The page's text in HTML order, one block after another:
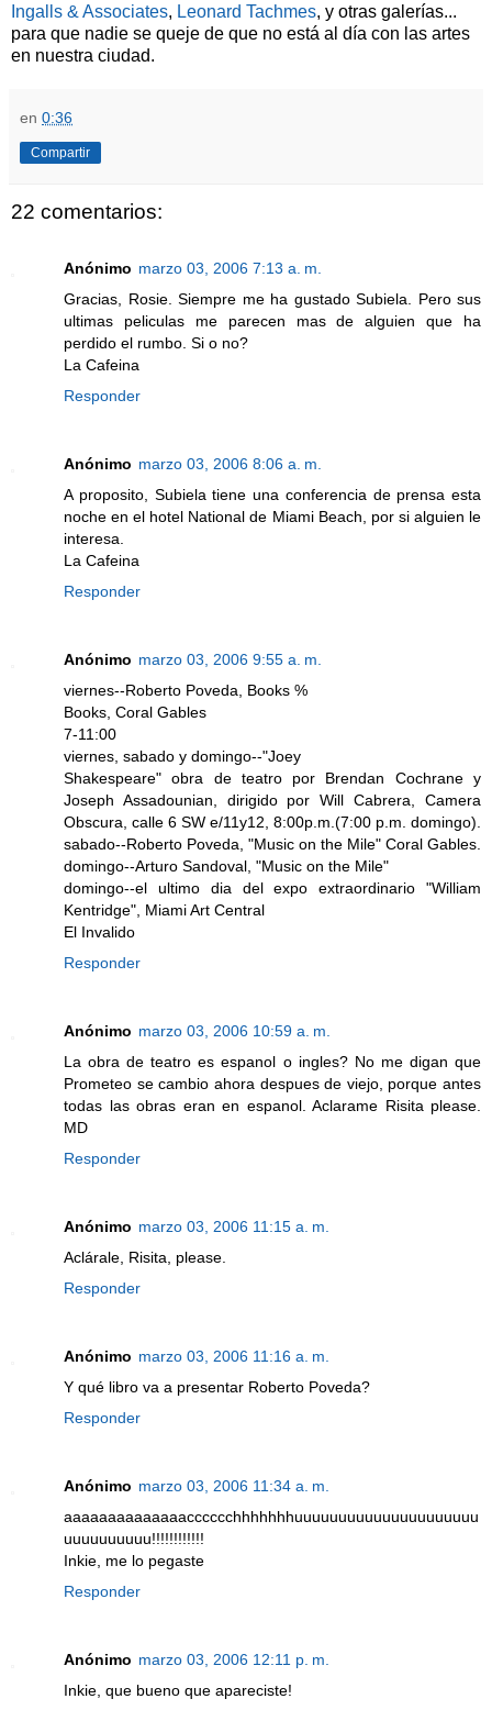
Ingalls & Associates, Leonard Tachmes, y otras galerías...
para que nadie se queje de que no está al día con las artes
en nuestra ciudad.
en 0:36
Compartir
22 comentarios:
Anónimo marzo 03, 2006 7:13 a. m.
Gracias, Rosie. Siempre me ha gustado Subiela. Pero sus
ultimas peliculas me parecen mas de alguien que ha
perdido el rumbo. Si o no?
La Cafeina
Responder
Anónimo marzo 03, 2006 8:06 a. m.
A proposito, Subiela tiene una conferencia de prensa esta
noche en el hotel National de Miami Beach, por si alguien le
interesa.
La Cafeina
Responder
Anónimo marzo 03, 2006 9:55 a. m.
viernes--Roberto Poveda, Books %
Books, Coral Gables
7-11:00
viernes, sabado y domingo--"Joey
Shakespeare" obra de teatro por Brendan Cochrane y
Joseph Assadounian, dirigido por Will Cabrera, Camera
Obscura, calle 6 SW e/11y12, 8:00p.m.(7:00 p.m. domingo).
sabado--Roberto Poveda, "Music on the Mile" Coral Gables.
domingo--Arturo Sandoval, "Music on the Mile"
domingo--el ultimo dia del expo extraordinario "William
Kentridge", Miami Art Central
El Invalido
Responder
Anónimo marzo 03, 2006 10:59 a. m.
La obra de teatro es espanol o ingles? No me digan que
Prometeo se cambio ahora despues de viejo, porque antes
todas las obras eran en espanol. Aclarame Risita please.
MD
Responder
Anónimo marzo 03, 2006 11:15 a. m.
Aclárale, Risita, please.
Responder
Anónimo marzo 03, 2006 11:16 a. m.
Y qué libro va a presentar Roberto Poveda?
Responder
Anónimo marzo 03, 2006 11:34 a. m.
aaaaaaaaaaaaaacccccchhhhhhhuuuuuuuuuuuuuuuuuuuuu
uuuuuuuuuu!!!!!!!!!!!!
Inkie, me lo pegaste
Responder
Anónimo marzo 03, 2006 12:11 p. m.
Inkie, que bueno que apareciste!